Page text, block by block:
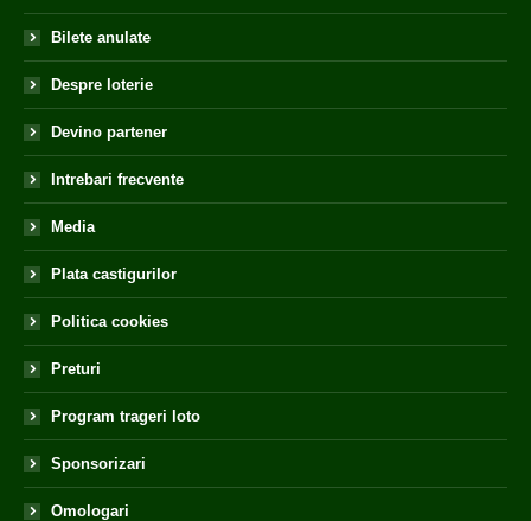
Bilete anulate
Despre loterie
Devino partener
Intrebari frecvente
Media
Plata castigurilor
Politica cookies
Preturi
Program trageri loto
Sponsorizari
Omologari